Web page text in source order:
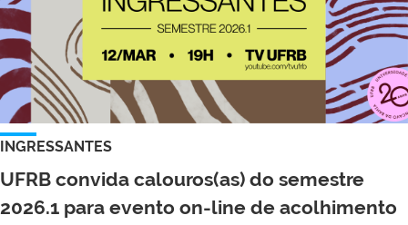
INGRESSANTES
UFRB convida calouros(as) do semestre
2026.1 para evento on-line de acolhimento